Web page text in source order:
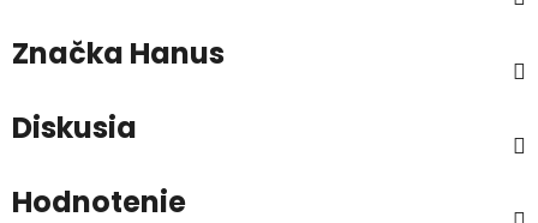
Značka Hanus
Diskusia
Hodnotenie